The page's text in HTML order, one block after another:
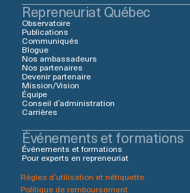
Repreneuriat Québec
Observatoire
Publications
Communiqués
Blogue
Nos ambassadeurs
Nos partenaires
Devenir partenaire
Mission/Vision
Équipe
Conseil d’administration
Carrières
Événements et formations
Événements et formations
Pour experts en repreneuriat
Politique de remboursement
Règles d’utilisation et nétiquette